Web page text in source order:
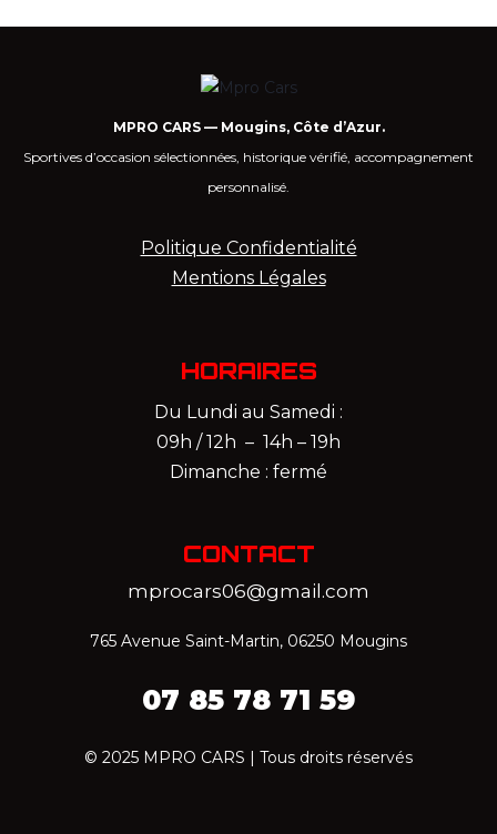
MPRO CARS — Mougins, Côte d’Azur.
Sportives d’occasion sélectionnées, historique vérifié, accompagnement
personnalisé.
Politique Confidentialité
Mentions Légales
HORAIRES
Du Lundi au Samedi :
09h / 12h – 14h – 19h
Dimanche : fermé
CONTACT
mprocars06@gmail.com
765 Avenue Saint-Martin, 06250 Mougins
07 85 78 71 59‬
© 2025 MPRO CARS | Tous droits réservés